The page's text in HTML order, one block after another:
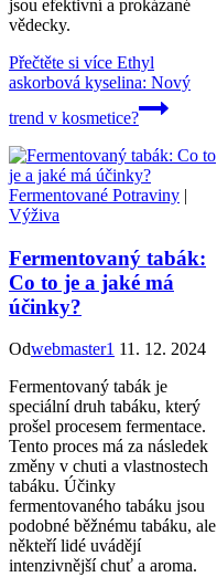
jsou efektivní a prokázané
vědecky.
Přečtěte si více Ethyl
askorbová kyselina: Nový
trend v kosmetice?
Fermentované Potraviny |
Výživa
Fermentovaný tabák:
Co to je a jaké má
účinky?
Odwebmaster1 11. 12. 2024
Fermentovaný tabák je
speciální druh tabáku, který
prošel procesem fermentace.
Tento proces má za následek
změny v chuti a vlastnostech
tabáku. Účinky
fermentovaného tabáku jsou
podobné běžnému tabáku, ale
někteří lidé uvádějí
intenzivnější chuť a aroma.